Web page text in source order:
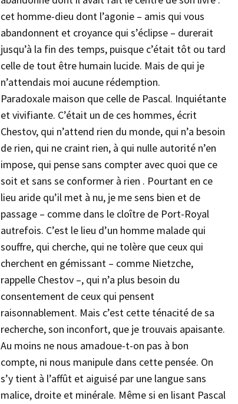
cet homme-dieu dont l’agonie – amis qui vous
abandonnent et croyance qui s’éclipse – durerait
jusqu’à la fin des temps, puisque c’était tôt ou tard
celle de tout être humain lucide. Mais de qui je
n’attendais moi aucune rédemption.
Paradoxale maison que celle de Pascal. Inquiétante
et vivifiante. C’était un de ces hommes, écrit
Chestov, qui n’attend rien du monde, qui n’a besoin
de rien, qui ne craint rien, à qui nulle autorité n’en
impose, qui pense sans compter avec quoi que ce
soit et sans se conformer à rien . Pourtant en ce
lieu aride qu’il met à nu, je me sens bien et de
passage – comme dans le cloître de Port-Royal
autrefois. C’est le lieu d’un homme malade qui
souffre, qui cherche, qui ne tolère que ceux qui
cherchent en gémissant – comme Nietzche,
rappelle Chestov –, qui n’a plus besoin du
consentement de ceux qui pensent
raisonnablement. Mais c’est cette ténacité de sa
recherche, son inconfort, que je trouvais apaisante.
Au moins ne nous amadoue-t-on pas à bon
compte, ni nous manipule dans cette pensée. On
s’y tient à l’affût et aiguisé par une langue sans
malice, droite et minérale. Même si en lisant Pascal